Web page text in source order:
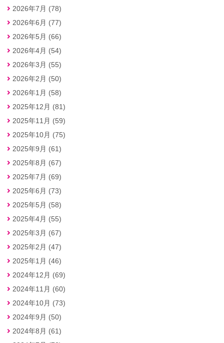
2026年7月 (78)
2026年6月 (77)
2026年5月 (66)
2026年4月 (54)
2026年3月 (55)
2026年2月 (50)
2026年1月 (58)
2025年12月 (81)
2025年11月 (59)
2025年10月 (75)
2025年9月 (61)
2025年8月 (67)
2025年7月 (69)
2025年6月 (73)
2025年5月 (58)
2025年4月 (55)
2025年3月 (67)
2025年2月 (47)
2025年1月 (46)
2024年12月 (69)
2024年11月 (60)
2024年10月 (73)
2024年9月 (50)
2024年8月 (61)